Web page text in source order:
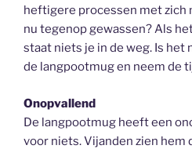
heftigere processen met zich
nu tegenop gewassen? Als
staat niets je in de weg. Is het
de langpootmug en neem de
Onopvallend
De langpootmug heeft een
voor niets. Vijanden zien hem